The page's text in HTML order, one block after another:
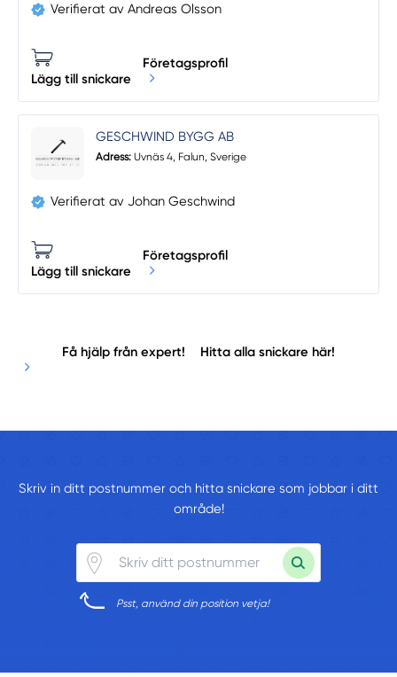
Verifierat av Andreas Olsson
Lägg till snickare
Företagsprofil
GESCHWIND BYGG AB
Adress: Uvnäs 4, Falun, Sverige
Verifierat av Johan Geschwind
Lägg till snickare
Företagsprofil
Få hjälp från expert! Hitta alla snickare här!
Skriv in ditt postnummer och hitta snickare som jobbar i ditt
område!
Psst, använd din position vetja!